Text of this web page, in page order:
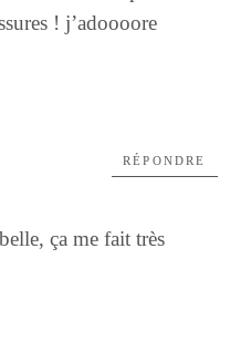
! j’adoooore
ça me fait très
RÉPONDRE